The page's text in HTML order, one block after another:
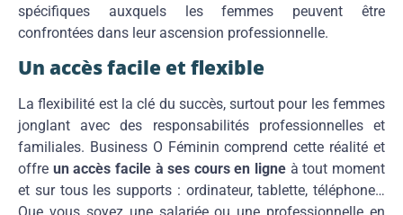
spécifiques auxquels les femmes peuvent être
confrontées dans leur ascension professionnelle.
Un accès facile et flexible
La flexibilité est la clé du succès, surtout pour les femmes
jonglant avec des responsabilités professionnelles et
familiales. Business O Féminin comprend cette réalité et
offre un accès facile à ses cours en ligne à tout moment
et sur tous les supports : ordinateur, tablette, téléphone…